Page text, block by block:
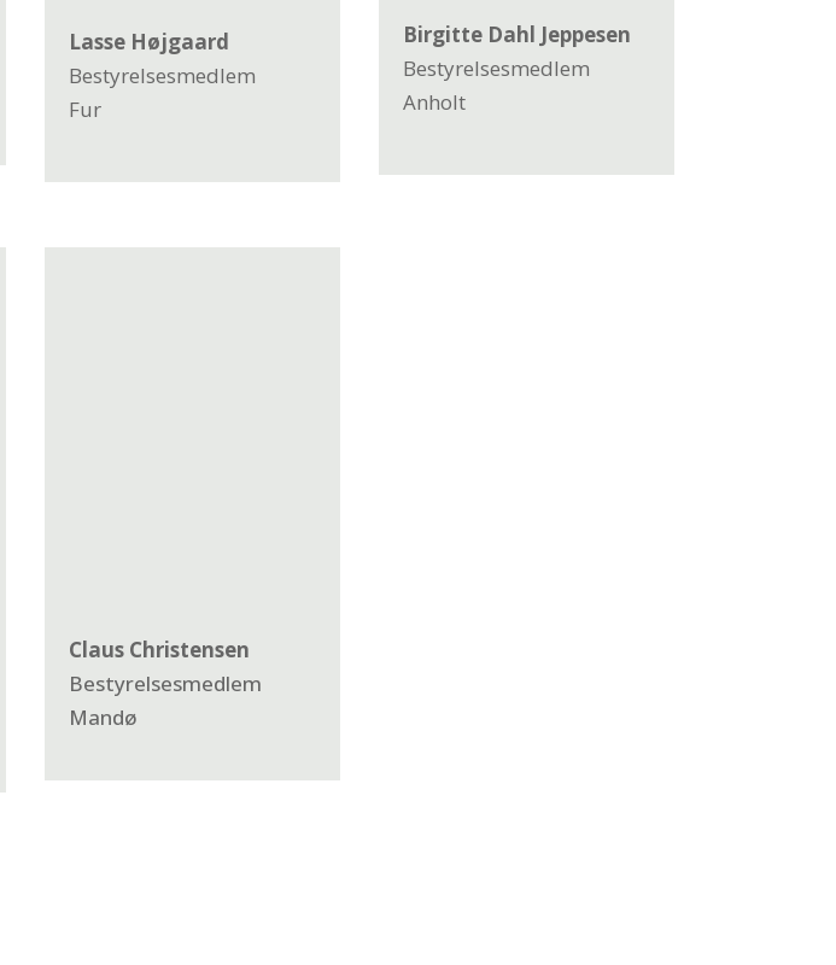
Lasse Højgaard
Bestyrelsesmedlem
Fur
Birgitte Dahl Jeppesen
Bestyrelsesmedlem
Anholt
Claus Christensen
Bestyrelsesmedlem
Mandø